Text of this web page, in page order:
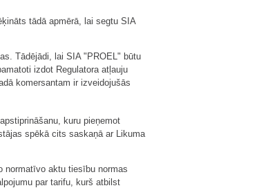
tādā apmērā, lai segtu SIA
Tādējādi, lai SIA "PROEL" būtu
izdot Regulatora atļauju
komersantam ir izveidojušās
kuru pieņemot
spēkā cits saskaņā ar Likuma
normatīvo aktu tiesību normas
par tarifu, kurš atbilst